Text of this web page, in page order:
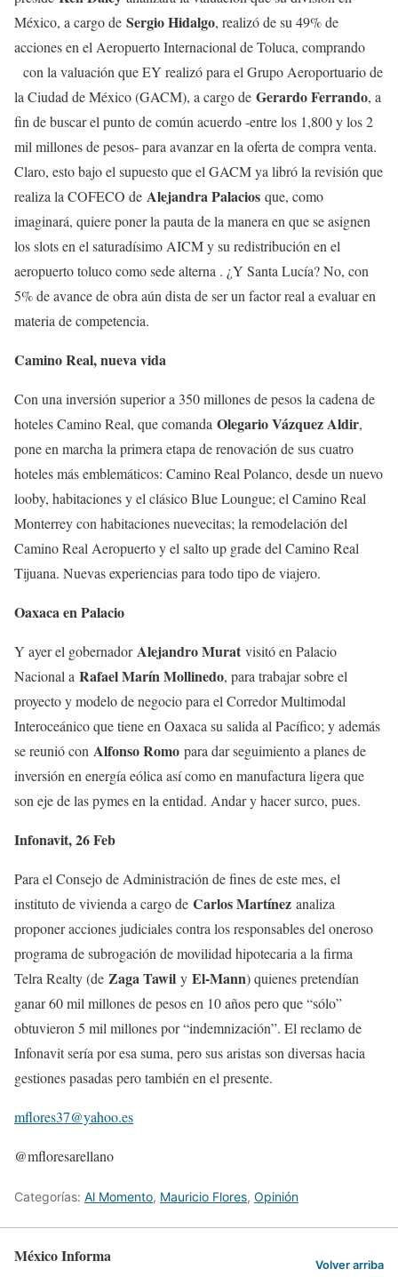
México, a cargo de Sergio Hidalgo, realizó de su 49% de
acciones en el Aeropuerto Internacional de Toluca, comprando
con la valuación que EY realizó para el Grupo Aeroportuario de
la Ciudad de México (GACM), a cargo de Gerardo Ferrando, a
fin de buscar el punto de común acuerdo -entre los 1,800 y los 2
mil millones de pesos- para avanzar en la oferta de compra venta.
Claro, esto bajo el supuesto que el GACM ya libró la revisión que
realiza la COFECO de Alejandra Palacios que, como
imaginará, quiere poner la pauta de la manera en que se asignen
los slots en el saturadísimo AICM y su redistribución en el
aeropuerto toluco como sede alterna . ¿Y Santa Lucía? No, con
5% de avance de obra aún dista de ser un factor real a evaluar en
materia de competencia.
Camino Real, nueva vida
Con una inversión superior a 350 millones de pesos la cadena de
hoteles Camino Real, que comanda Olegario Vázquez Aldir,
pone en marcha la primera etapa de renovación de sus cuatro
hoteles más emblemáticos: Camino Real Polanco, desde un nuevo
looby, habitaciones y el clásico Blue Loungue; el Camino Real
Monterrey con habitaciones nuevecitas; la remodelación del
Camino Real Aeropuerto y el salto up grade del Camino Real
Tijuana. Nuevas experiencias para todo tipo de viajero.
Oaxaca en Palacio
Y ayer el gobernadorAlejandro Murat visitó en Palacio
Nacional a Rafael Marín Mollinedo, para trabajar sobre el
proyecto y modelo de negocio para el Corredor Multimodal
Interoceánico que tiene en Oaxaca su salida al Pacífico; y además
se reunió con Alfonso Romo para dar seguimiento a planes de
inversión en energía eólica así como en manufactura ligera que
son eje de las pymes en la entidad. Andar y hacer surco, pues.
Infonavit, 26 Feb
Para el Consejo de Administración de fines de este mes, el
instituto de vivienda a cargo de Carlos Martínez analiza
proponer acciones judiciales contra los responsables del oneroso
programa de subrogación de movilidad hipotecaria a la firma
Telra Realty (de Zaga Tawil y El-Mann) quienes pretendían
ganar 60 mil millones de pesos en 10 años pero que “sólo”
obtuvieron 5 mil millones por “indemnización”. El reclamo de
Infonavit sería por esa suma, pero sus aristas son diversas hacia
gestiones pasadas pero también en el presente.
mflores37@yahoo.es
@mfloresarellano
Categorías: Al Momento, Mauricio Flores, Opinión
México Informa Volver arriba